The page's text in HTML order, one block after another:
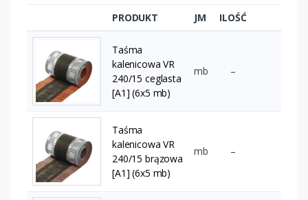
PRODUKT JM ILOŚĆ
Taśma
kalenicowa VR
240/15 ceglasta
[A1] (6x5 mb)
mb –
Taśma
kalenicowa VR
240/15 brązowa
[A1] (6x5 mb)
mb –